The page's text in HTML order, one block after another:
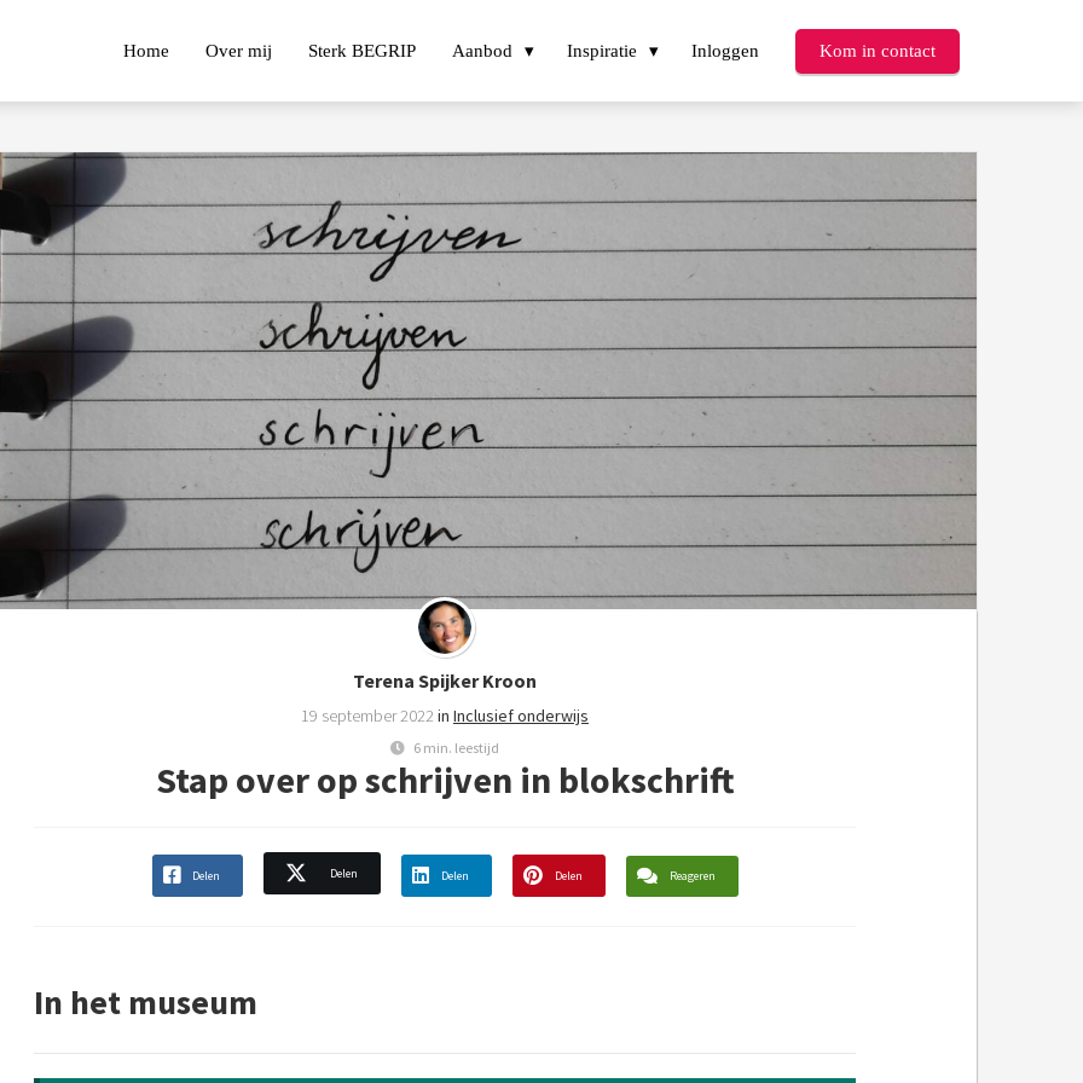
Home Over mij Sterk BEGRIP Aanbod Inspiratie Inloggen Kom in contact
Terena Spijker Kroon
19 september 2022 in Inclusief onderwijs
6 min. leestijd
Stap over op schrijven in blokschrift
Delen Delen Delen Delen Reageren
In het museum